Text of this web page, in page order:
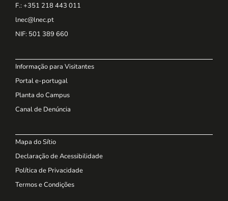
F.: +351 218 443 011
lnec@lnec.pt
NIF: 501 389 660
Informação para Visitantes
Portal e-portugal
Planta do Campus
Canal de Denúncia
Mapa do Sítio
Declaração de Acessibilidade
Política de Privacidade
Termos e Condições